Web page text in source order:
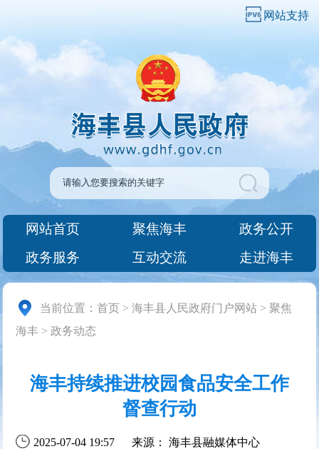
网站支持
网站首页 聚焦海丰
政务公开
政务服务
互动交流 走进海丰
当前位置：首页 >海丰县人民政府门户网站 >聚焦
海丰 >政务动态
海丰持续推进校园食品安全工作
督查行动
2025-07-04 19:57 来源： 海丰县融媒体中心